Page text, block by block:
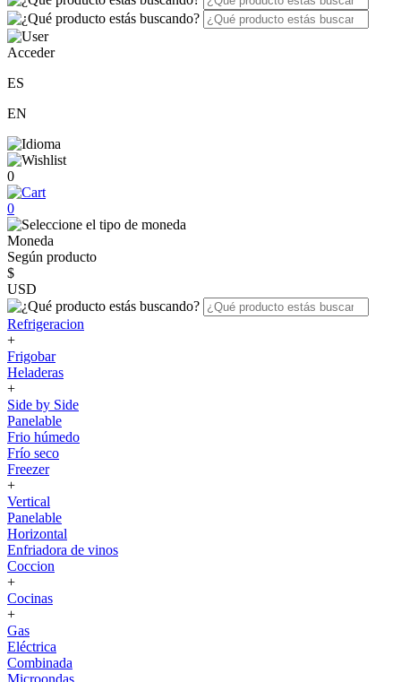
Acceder
ES
EN
0
0
Moneda
Según producto
$
USD
Refrigeracion
+
Frigobar
Heladeras
+
Side by Side
Panelable
Frio húmedo
Frío seco
Freezer
+
Vertical
Panelable
Horizontal
Enfriadora de vinos
Coccion
+
Cocinas
+
Gas
Eléctrica
Combinada
Microondas